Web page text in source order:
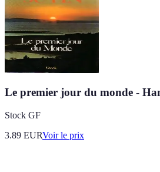
Le premier jour du monde -
Stock GF
3.89 EURVoir le prix